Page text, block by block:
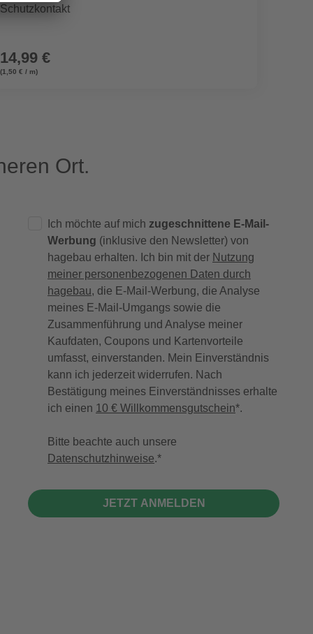
Schutzkontakt
14,99 €
(1,50 € / m)
Ort.
Ich möchte auf mich zugeschnittene E-Mail-
Werbung (inklusive den Newsletter) von
hagebau erhalten. Ich bin mit der Nutzung
meiner personenbezogenen Daten durch
hagebau, die E-Mail-Werbung, die Analyse
meines E-Mail-Umgangs sowie die
Zusammenführung und Analyse meiner
Kaufdaten, Coupons und Kartenvorteile
umfasst, einverstanden. Mein Einverständnis
kann ich jederzeit widerrufen. Nach
Bestätigung meines Einverständnisses erhalte
ich einen 10 € Willkommensgutschein*.
Bitte beachte auch unsere
Datenschutzhinweise.
JETZT ANMELDEN